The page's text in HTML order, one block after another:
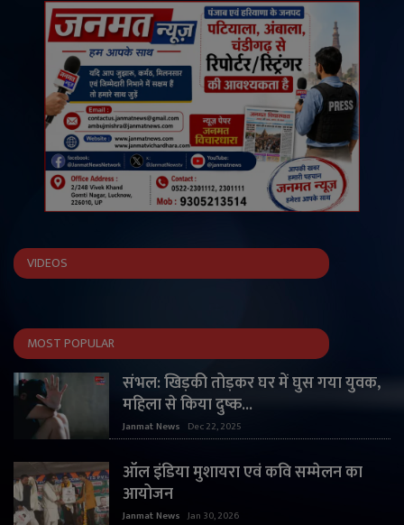
VIDEOS
MOST POPULAR
संभल: खिड़की तोड़कर घर में घुस गया युवक,
महिला से किया दुष्क...
Janmat News Dec 22, 2025
ऑल इंडिया मुशायरा एवं कवि सम्मेलन का
आयोजन
Janmat News Jan 30, 2026